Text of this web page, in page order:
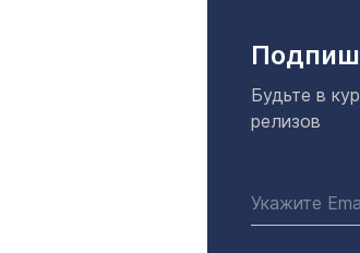
Будьте в
релизов